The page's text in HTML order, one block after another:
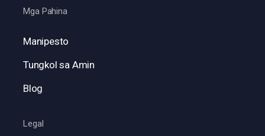
Mga Pahina
Manipesto
Tungkol sa Amin
Blog
Legal